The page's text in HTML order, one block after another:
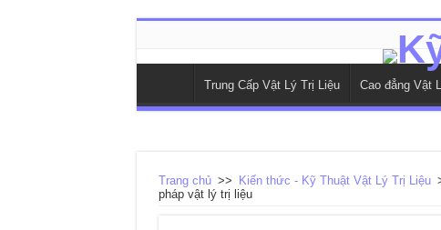
Trung Cấp Vật Lý Trị Liệu Cao đẳng Vật
Trang chủ >> Kiến thức - Kỹ Thuật Vật Lý Trị Liệu
pháp vật lý trị liệu